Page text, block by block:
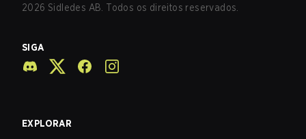
2026 Sidledes AB. Todos os direitos reservados.
SIGA
EXPLORAR